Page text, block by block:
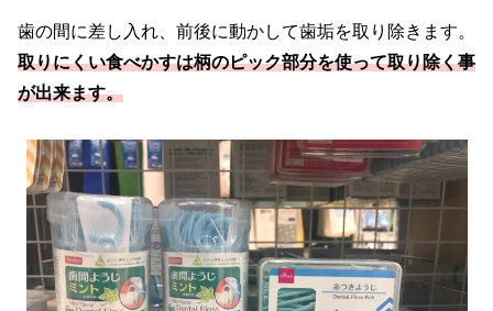
歯の間に差し入れ、前後に動かして歯垢を取り除きます。
取りにくい食べかすは柄のピック部分を使って取り除く事
が出来ます。